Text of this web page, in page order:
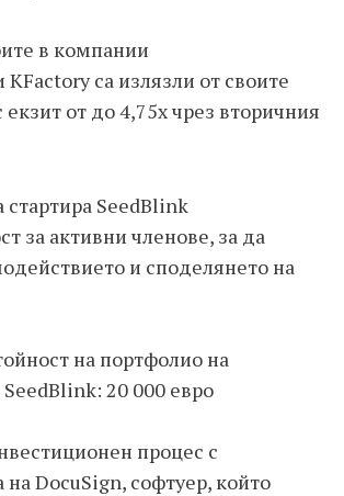
в компании
KFactoryса излязли от своите
от до4,75х чрез вторичния
SeedBlink
за активни членове, за да
и споделянето на
на портфолио на
SeedBlink: 20 000 евро
процес с
на DocuSign, софтуер, който